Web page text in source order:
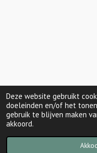
Deze website gebruikt
doeleinden en/of het
gebruik te blijven maken
akkoord.